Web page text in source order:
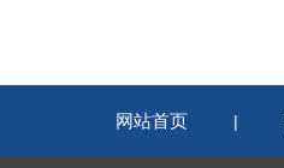
网站首页 |